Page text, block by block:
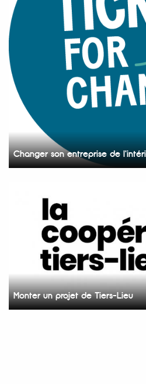
Changer son entreprise de
Monter un projet de Tiers-Lieu